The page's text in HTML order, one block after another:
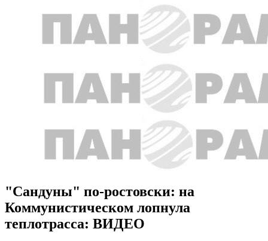
"Сандуны" по-ростовски: на
Коммунистическом лопнула
теплотрасса: ВИДЕО